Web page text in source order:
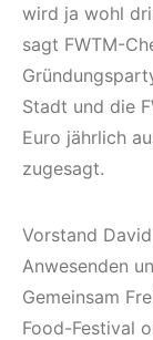
wird ja wohl
sagt FWTM-
Stadt und die
Euro jährlich
zugesagt.
Vorstand
Anwesenden
Gemeinsam
Food-Festival